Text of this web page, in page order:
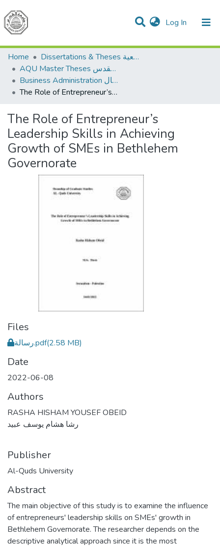
Log In (current)
Communities & Collections
All of DSpace
Home
Dissertations & Theses الرسائل الجامعية
AQU Master Theses الرسائل الجامعية الخاصة بجامعة القدس
Business Administration إدارة الاعمال
The Role of Entrepreneur’s Leadership Skills in Achieving Growth of SMEs in Bethlehem Governorate
The Role of Entrepreneur’s
Leadership Skills in Achieving
Growth of SMEs in Bethlehem
Governorate
Files
رسالة.pdf(2.58 MB)
Date
2022-06-08
Authors
RASHA HISHAM YOUSEF OBEID
رشا هشام يوسف عبيد
Publisher
Al-Quds University
Abstract
The main objective of this study is to examine the influence
of entrepreneurs' leadership skills on SMEs' growth in
Bethlehem Governorate. The researcher depends on the
descriptive analytical approach since it is the most